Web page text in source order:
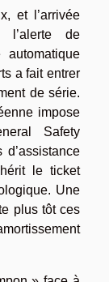
et l’arrivée
l’alerte de
a fait entrer
de série.
impose
Safety
le ticket
Une
plus tôt ces